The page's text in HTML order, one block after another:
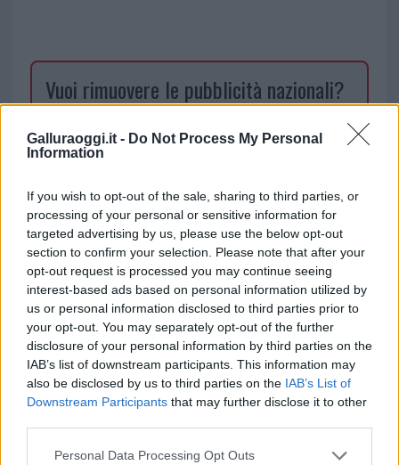
Galluraoggi.it - Do Not Process My Personal
Information
If you wish to opt-out of the sale, sharing to third parties, or
processing of your personal or sensitive information for
targeted advertising by us, please use the below opt-out
section to confirm your selection. Please note that after your
opt-out request is processed you may continue seeing
interest-based ads based on personal information utilized by
us or personal information disclosed to third parties prior to
your opt-out. You may separately opt-out of the further
disclosure of your personal information by third parties on the
IAB’s list of downstream participants. This information may
also be disclosed by us to third parties on the IAB’s List of
Downstream Participants that may further disclose it to other
Please note that this website/app uses one or more Google
Personal Data Processing Opt Outs
Vuoi rimuovere le pubblicità nazionali?
Puoi abbonarti asoli € 1,10 al mese
cliccando
Sei già abbonato?
Puoi effettuare l'accesso andando nella
sezioneLogindal menù del sito o
cliccandoqui
TEMI:
Guardia Di Finanza Di Cagliari
Lavoratori In Nero
Notizie in tempo reale?
Entra nel canale telegram di